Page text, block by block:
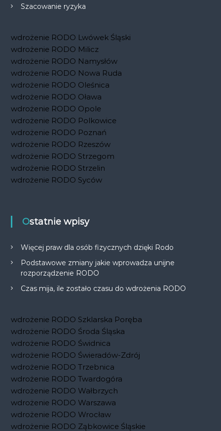
Szacowanie ryzyka
wdrożenie RODO Lwówek Śląski
wdrożenie RODO Milicz
wdrożenie RODO Namysłów
wdrożenie RODO Nowa Ruda
wdrożenie RODO Oleśnica
wdrożenie RODO Oława
wdrożenie RODO Opole
wdrożenie RODO Polkowice
wdrożenie RODO Poznań
wdrożenie RODO Rzeszów
wdrożenie RODO Strzegom
wdrożenie RODO Strzelin
wdrożenie RODO Syców
Ostatnie wpisy
Więcej praw dla osób fizycznych dzięki Rodo
Podstawowe zmiany jakie wprowadza unijne
rozporządzenie RODO
Czas mija, ile zostało czasu do wdrożenia RODO
wdrożenie RODO Szklarska Poręba
wdrożenie RODO Środa Śląska
wdrożenie RODO Świdnica
wdrożenie RODO Świeradów-Zdrój
wdrożenie RODO Trzebnica
wdrożenie RODO Twardogóra
wdrożenie RODO Wałbrzych
wdrożenie RODO Warszawa
wdrożenie RODO Wrocław
wdrożenie RODO Ząbkowice Śląskie